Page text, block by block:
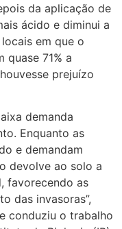
da aplicação de
ácido e diminui a
em que o
quase 71% a
prejuízo
demanda
Enquanto as
e demandam
devolve ao solo a
favorecendo as
das invasoras”,
conduziu o trabalho